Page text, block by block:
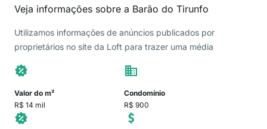
Veja informações sobre a Barão do Tirunfo
Utilizamos informações de anúncios publicados por
proprietários no site da Loft para trazer uma média
Valor do m²
R$ 14 mil
Condomínio
R$ 900